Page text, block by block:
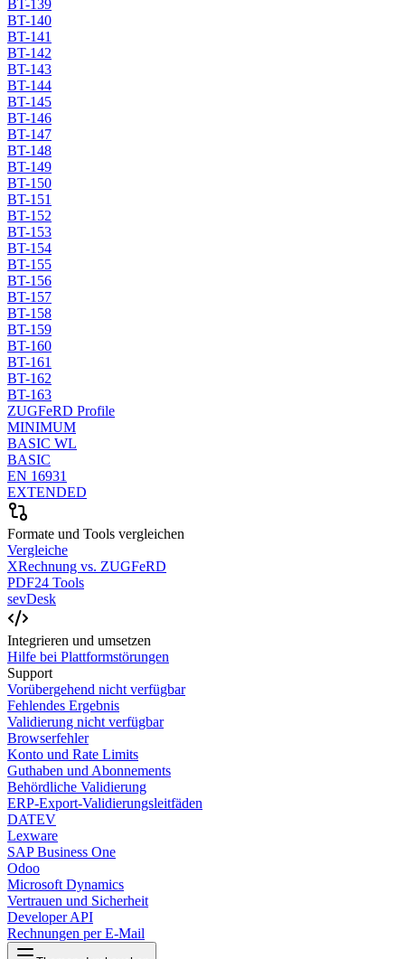
BT-139
BT-140
BT-141
BT-142
BT-143
BT-144
BT-145
BT-146
BT-147
BT-148
BT-149
BT-150
BT-151
BT-152
BT-153
BT-154
BT-155
BT-156
BT-157
BT-158
BT-159
BT-160
BT-161
BT-162
BT-163
ZUGFeRD Profile
MINIMUM
BASIC WL
BASIC
EN 16931
EXTENDED
Formate und Tools vergleichen
Vergleiche
XRechnung vs. ZUGFeRD
PDF24 Tools
sevDesk
Integrieren und umsetzen
Hilfe bei Plattformstörungen
Support
Vorübergehend nicht verfügbar
Fehlendes Ergebnis
Validierung nicht verfügbar
Browserfehler
Konto und Rate Limits
Guthaben und Abonnements
Behördliche Validierung
ERP-Export-Validierungsleitfäden
DATEV
Lexware
SAP Business One
Odoo
Microsoft Dynamics
Vertrauen und Sicherheit
Developer API
Rechnungen per E-Mail